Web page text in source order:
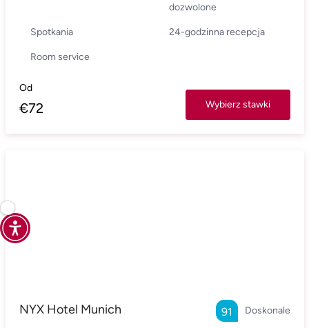
dozwolone
Spotkania 24-godzinna recepcja
Room service
Od
€72 Wybierz stawki
NYX Hotel Munich Doskonale
91